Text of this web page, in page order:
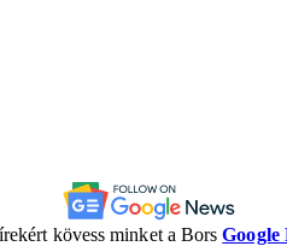
kövess minket a BorsGoogle